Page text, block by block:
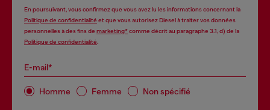
En poursuivant, vous confirmez que vous avez lu les informations concernant la
Politique de confidentialité et que vous autorisez Diesel à traiter vos données
personnelles à des fins de marketing*comme décrit au paragraphe 3.1, d) de la
Politique de confidentialité.
E-mail*
Homme Femme Non spécifié